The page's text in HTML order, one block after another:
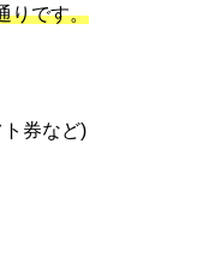
りです。
ト券など)